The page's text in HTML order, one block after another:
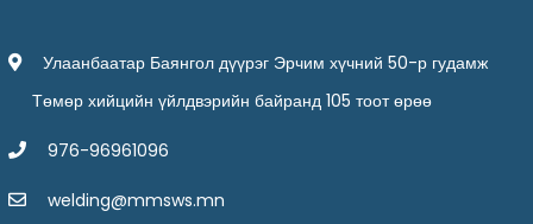
Улаанбаатар Баянгол дүүрэг Эрчим хүчний 50-р гудамж
Төмөр хийцийн үйлдвэрийн байранд 105 тоот өрөө
976-96961096
welding@mmsws.mn